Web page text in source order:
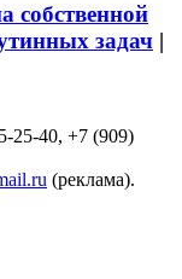
собственной
задач |
25-40, +7 (909)
(реклама).